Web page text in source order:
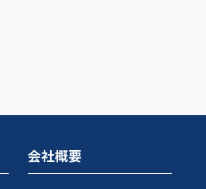
会社概要